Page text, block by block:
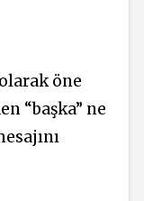
öne
“başka” ne